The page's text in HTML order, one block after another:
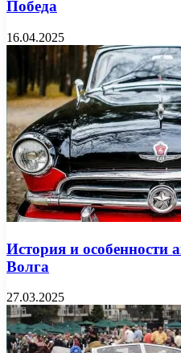
Победа
16.04.2025
История и особенности
Волга
27.03.2025